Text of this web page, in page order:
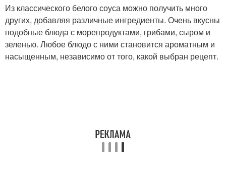
Из классического белого соуса можно получить много
других, добавляя различные ингредиенты. Очень вкусны
подобные блюда с морепродуктами, грибами, сыром и
зеленью. Любое блюдо с ними становится ароматным и
насыщенным, независимо от того, какой выбран рецепт.